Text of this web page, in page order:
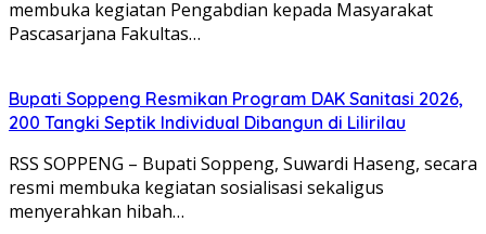
membuka kegiatan Pengabdian kepada Masyarakat
Pascasarjana Fakultas…
Bupati Soppeng Resmikan Program DAK Sanitasi 2026,
200 Tangki Septik Individual Dibangun di Lilirilau
RSS SOPPENG – Bupati Soppeng, Suwardi Haseng, secara
resmi membuka kegiatan sosialisasi sekaligus
menyerahkan hibah…